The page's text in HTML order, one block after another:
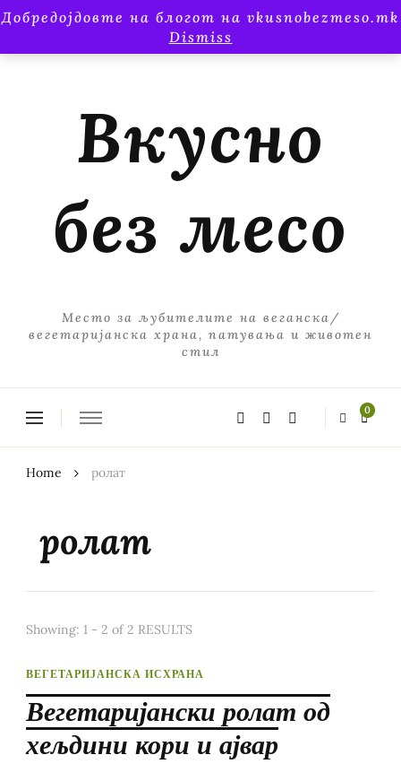
Добредојдовте на блогот на vkusnobezmeso.mk
Dismiss
Вкусно
без месо
Место за љубителите на веганска/
вегетаријанска храна, патувања и животен
стил
0
Home ролат
ролат
Showing: 1 - 2 of 2 RESULTS
ВЕГЕТАРИЈАНСКА ИСХРАНА
Вегетаријански ролат од
хељдини кори и ајвар